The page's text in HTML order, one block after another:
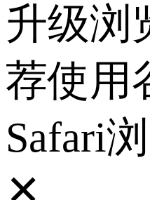
升级浏
荐使用
Safari